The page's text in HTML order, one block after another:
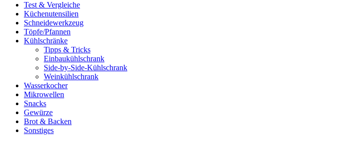
Test & Vergleiche
Küchenutensilien
Schneidewerkzeug
Töpfe/Pfannen
Kühlschränke
Tipps & Tricks
Einbaukühlschrank
Side-by-Side-Kühlschrank
Weinkühlschrank
Wasserkocher
Mikrowellen
Snacks
Gewürze
Brot & Backen
Sonstiges